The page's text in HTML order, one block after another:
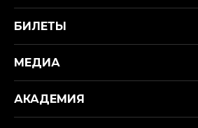
БИЛЕТЫ
МЕДИА
АКАДЕМИЯ